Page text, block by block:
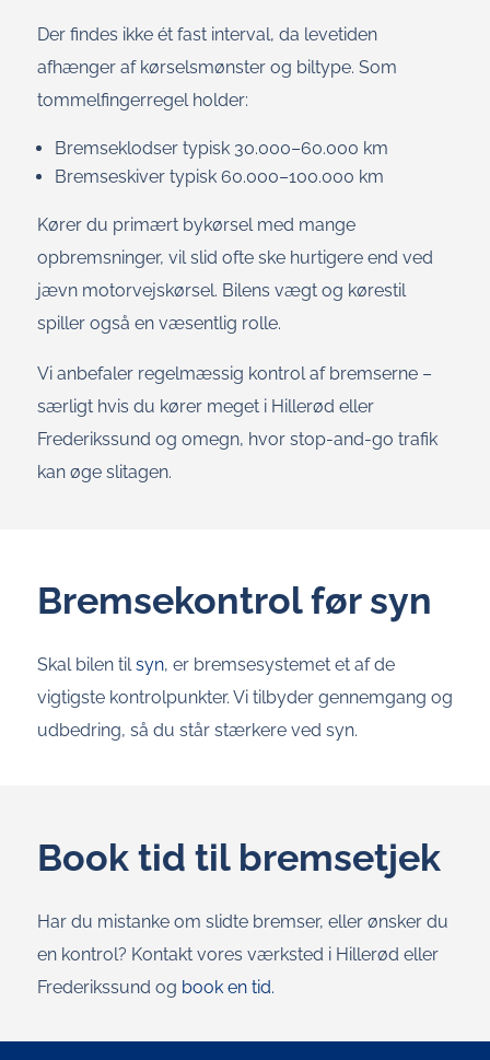
Der findes ikke ét fast interval, da levetiden
afhænger af kørselsmønster og biltype. Som
tommelfingerregel holder:
Bremseklodser typisk 30.000–60.000 km
Bremseskiver typisk 60.000–100.000 km
Kører du primært bykørsel med mange
opbremsninger, vil slid ofte ske hurtigere end ved
jævn motorvejskørsel. Bilens vægt og kørestil
spiller også en væsentlig rolle.
Vi anbefaler regelmæssig kontrol af bremserne –
særligt hvis du kører meget i Hillerød eller
Frederikssund og omegn, hvor stop-and-go trafik
kan øge slitagen.
Bremsekontrol før syn
Skal bilen tilsyn, er bremsesystemet et af de
vigtigste kontrolpunkter. Vi tilbyder gennemgang og
udbedring, så du står stærkere ved syn.
Book tid til bremsetjek
Har du mistanke om slidte bremser, eller ønsker du
en kontrol? Kontakt vores værksted i Hillerød eller
Frederikssund og book en tid.